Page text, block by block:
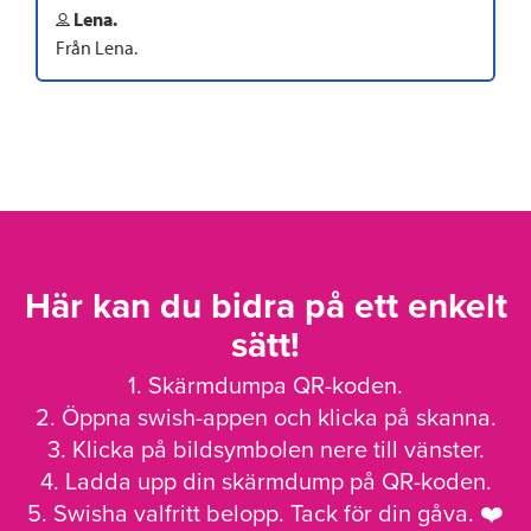
Lena.
Från Lena.
Här kan du bidra på ett enkelt
sätt!
1. Skärmdumpa QR-koden.
2. Öppna swish-appen och klicka på skanna.
3. Klicka på bildsymbolen nere till vänster.
4. Ladda upp din skärmdump på QR-koden.
5. Swisha valfritt belopp. Tack för din gåva. ❤️